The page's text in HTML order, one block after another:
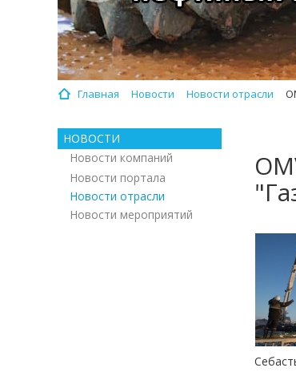
Главная Новости Новости отрасли
НОВОСТИ
Новости компаний
Новости портала
Новости отрасли
Новости мероприятий